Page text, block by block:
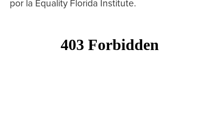
por la Equality Florida Institute.